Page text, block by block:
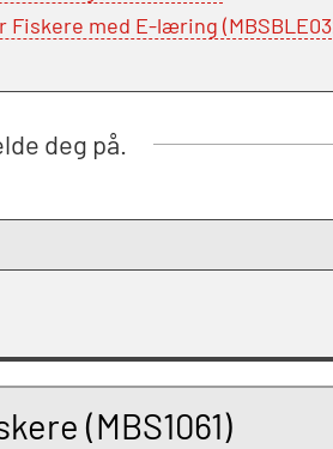
med E-læring
deg på.
(MBS1061)